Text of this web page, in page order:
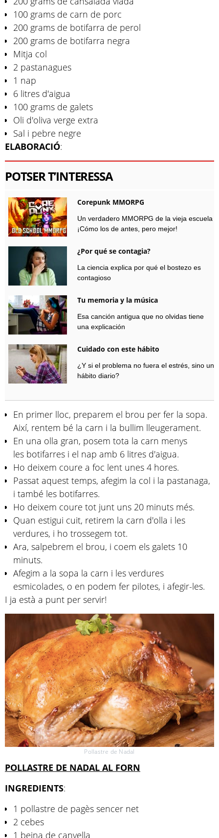
100 grams de carn de porc
200 grams de botifarra de perol
200 grams de botifarra negra
Mitja col
2 pastanagues
1 nap
6 litres d'aigua
100 grams de galets
Oli d'oliva verge extra
Sal i pebre negre
ELABORACIÓ:
POTSER T’INTERESSA
Corepunk MMORPG
Un verdadero MMORPG de la vieja escuela
¡Cómo los de antes, pero mejor!
¿Por qué se contagia?
La ciencia explica por qué el bostezo es
contagioso
Tu memoria y la música
Esa canción antigua que no olvidas tiene
una explicación
Cuidado con este hábito
¿Y si el problema no fuera el estrés, sino un
hábito diario?
En primer lloc, preparem el brou per fer la sopa.
Així, rentem bé la carn i la bullim lleugerament.
En una olla gran, posem tota la carn menys
les botifarres i el nap amb 6 litres d'aigua.
Ho deixem coure a foc lent unes 4 hores.
Passat aquest temps, afegim la col i la pastanaga,
i també les botifarres.
Ho deixem coure tot junt uns 20 minuts més.
Quan estigui cuit, retirem la carn d'olla i les
verdures, i ho trossegem tot.
Ara, salpebrem el brou, i coem els galets 10
minuts.
Afegim a la sopa la carn i les verdures
esmicolades, o en podem fer pilotes, i afegir-les.
I ja està a punt per servir!
Pollastre de Nadal
POLLASTRE DE NADAL AL FORN
INGREDIENTS:
1 pollastre de pagès sencer net
2 cebes
1 beina de canyella